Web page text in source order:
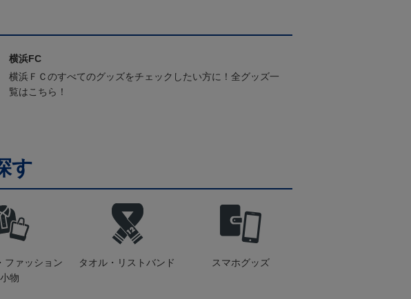
横浜FC
横浜ＦＣのすべてのグッズをチェックしたい方に！全グッズ一
覧はこちら！
す
ファッション
小物
タオル・リストバンド スマホグッズ